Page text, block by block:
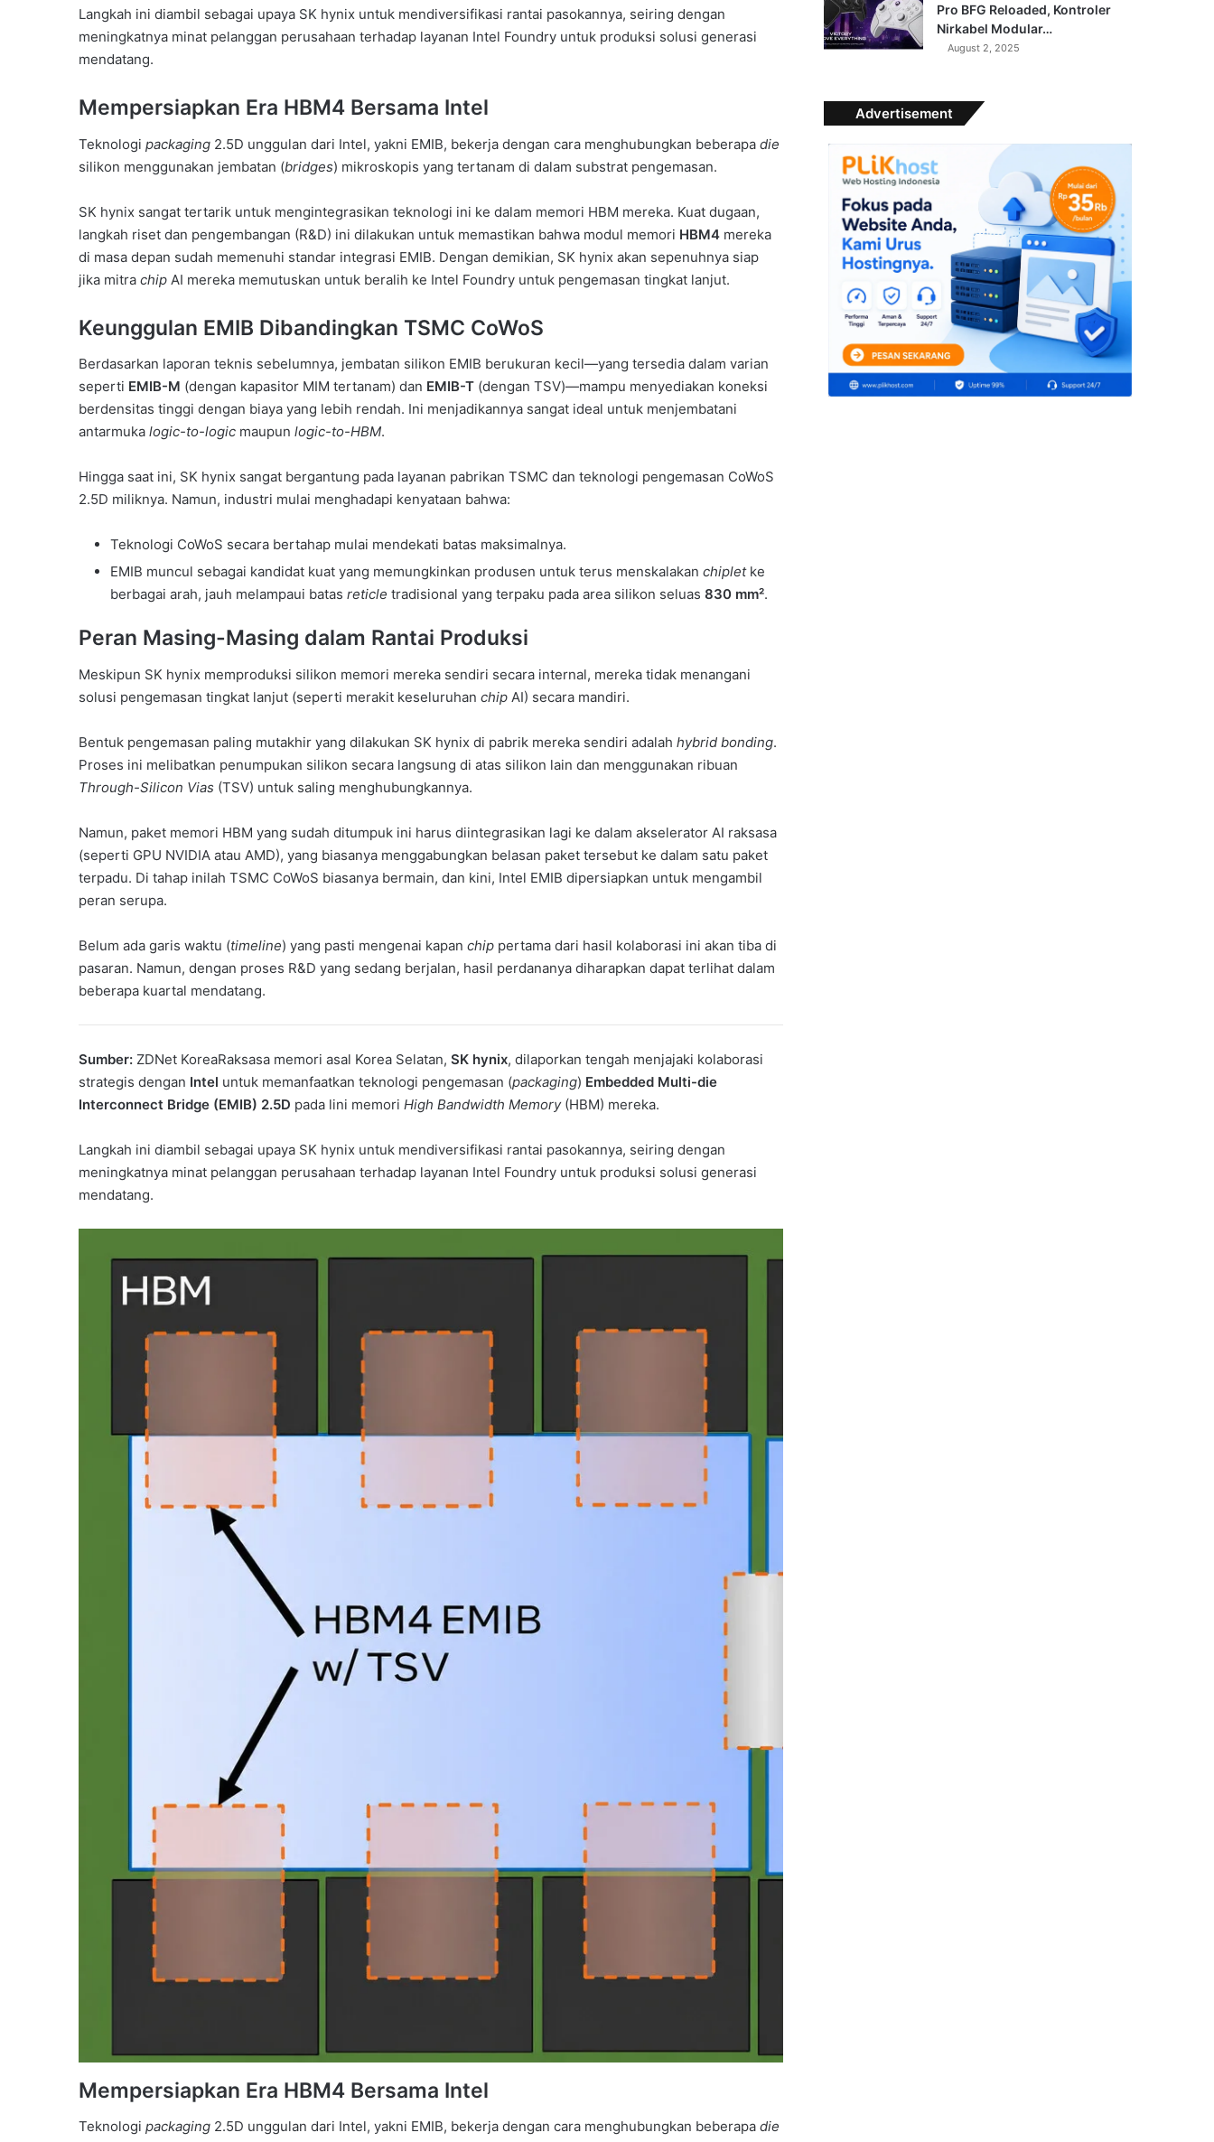
Langkah ini diambil sebagai upaya SK hynix untuk mendiversifikasi rantai pasokannya, seiring dengan
meningkatnya minat pelanggan perusahaan terhadap layanan Intel Foundry untuk produksi solusi generasi
mendatang.
Mempersiapkan Era HBM4 Bersama Intel
Teknologi packaging 2.5D unggulan dari Intel, yakni EMIB, bekerja dengan cara menghubungkan beberapa die
silikon menggunakan jembatan (bridges) mikroskopis yang tertanam di dalam substrat pengemasan.
SK hynix sangat tertarik untuk mengintegrasikan teknologi ini ke dalam memori HBM mereka. Kuat dugaan,
langkah riset dan pengembangan (R&D) ini dilakukan untuk memastikan bahwa modul memori HBM4 mereka
di masa depan sudah memenuhi standar integrasi EMIB. Dengan demikian, SK hynix akan sepenuhnya siap
jika mitra chip AI mereka memutuskan untuk beralih ke Intel Foundry untuk pengemasan tingkat lanjut.
Keunggulan EMIB Dibandingkan TSMC CoWoS
Berdasarkan laporan teknis sebelumnya, jembatan silikon EMIB berukuran kecil—yang tersedia dalam varian
seperti EMIB-M (dengan kapasitor MIM tertanam) dan EMIB-T (dengan TSV)—mampu menyediakan koneksi
berdensitas tinggi dengan biaya yang lebih rendah. Ini menjadikannya sangat ideal untuk menjembatani
antarmuka logic-to-logic maupun logic-to-HBM.
Hingga saat ini, SK hynix sangat bergantung pada layanan pabrikan TSMC dan teknologi pengemasan CoWoS
2.5D miliknya. Namun, industri mulai menghadapi kenyataan bahwa:
Teknologi CoWoS secara bertahap mulai mendekati batas maksimalnya.
EMIB muncul sebagai kandidat kuat yang memungkinkan produsen untuk terus menskalakan chipletke
berbagai arah, jauh melampaui batas reticle tradisional yang terpaku pada area silikon seluas 830 mm².
Peran Masing-Masing dalam Rantai Produksi
Meskipun SK hynix memproduksi silikon memori mereka sendiri secara internal, mereka tidak menangani
solusi pengemasan tingkat lanjut (seperti merakit keseluruhan chip AI) secara mandiri.
Bentuk pengemasan paling mutakhir yang dilakukan SK hynix di pabrik mereka sendiri adalah hybrid bonding.
Proses ini melibatkan penumpukan silikon secara langsung di atas silikon lain dan menggunakan ribuan
Through-Silicon Vias (TSV) untuk saling menghubungkannya.
Namun, paket memori HBM yang sudah ditumpuk ini harus diintegrasikan lagi ke dalam akselerator AI raksasa
(seperti GPU NVIDIA atau AMD), yang biasanya menggabungkan belasan paket tersebut ke dalam satu paket
terpadu. Di tahap inilah TSMC CoWoS biasanya bermain, dan kini, Intel EMIB dipersiapkan untuk mengambil
peran serupa.
Belum ada garis waktu (timeline) yang pasti mengenai kapan chip pertama dari hasil kolaborasi ini akan tiba di
pasaran. Namun, dengan proses R&D yang sedang berjalan, hasil perdananya diharapkan dapat terlihat dalam
beberapa kuartal mendatang.
Sumber: ZDNet KoreaRaksasa memori asal Korea Selatan, SK hynix, dilaporkan tengah menjajaki kolaborasi
strategis dengan Intel untuk memanfaatkan teknologi pengemasan (packaging) Embedded Multi-die
Interconnect Bridge (EMIB) 2.5D pada lini memori High Bandwidth Memory(HBM) mereka.
Langkah ini diambil sebagai upaya SK hynix untuk mendiversifikasi rantai pasokannya, seiring dengan
meningkatnya minat pelanggan perusahaan terhadap layanan Intel Foundry untuk produksi solusi generasi
mendatang.
Mempersiapkan Era HBM4 Bersama Intel
Teknologi packaging 2.5D unggulan dari Intel, yakni EMIB, bekerja dengan cara menghubungkan beberapa die
Pro BFG Reloaded, Kontroler
Nirkabel Modular…
August 2, 2025
Advertisement